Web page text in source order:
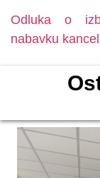
Odluka o
nabavku